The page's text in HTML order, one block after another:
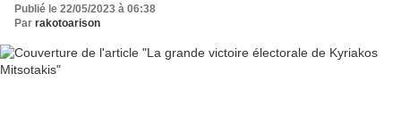
Publié le 22/05/2023 à 06:38
Par rakotoarison